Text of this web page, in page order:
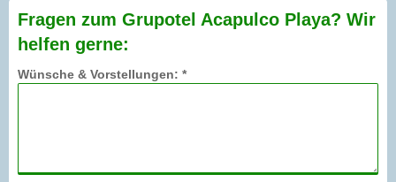
Fragen zum Grupotel Acapulco Playa? Wir
helfen gerne:
Wünsche & Vorstellungen: *